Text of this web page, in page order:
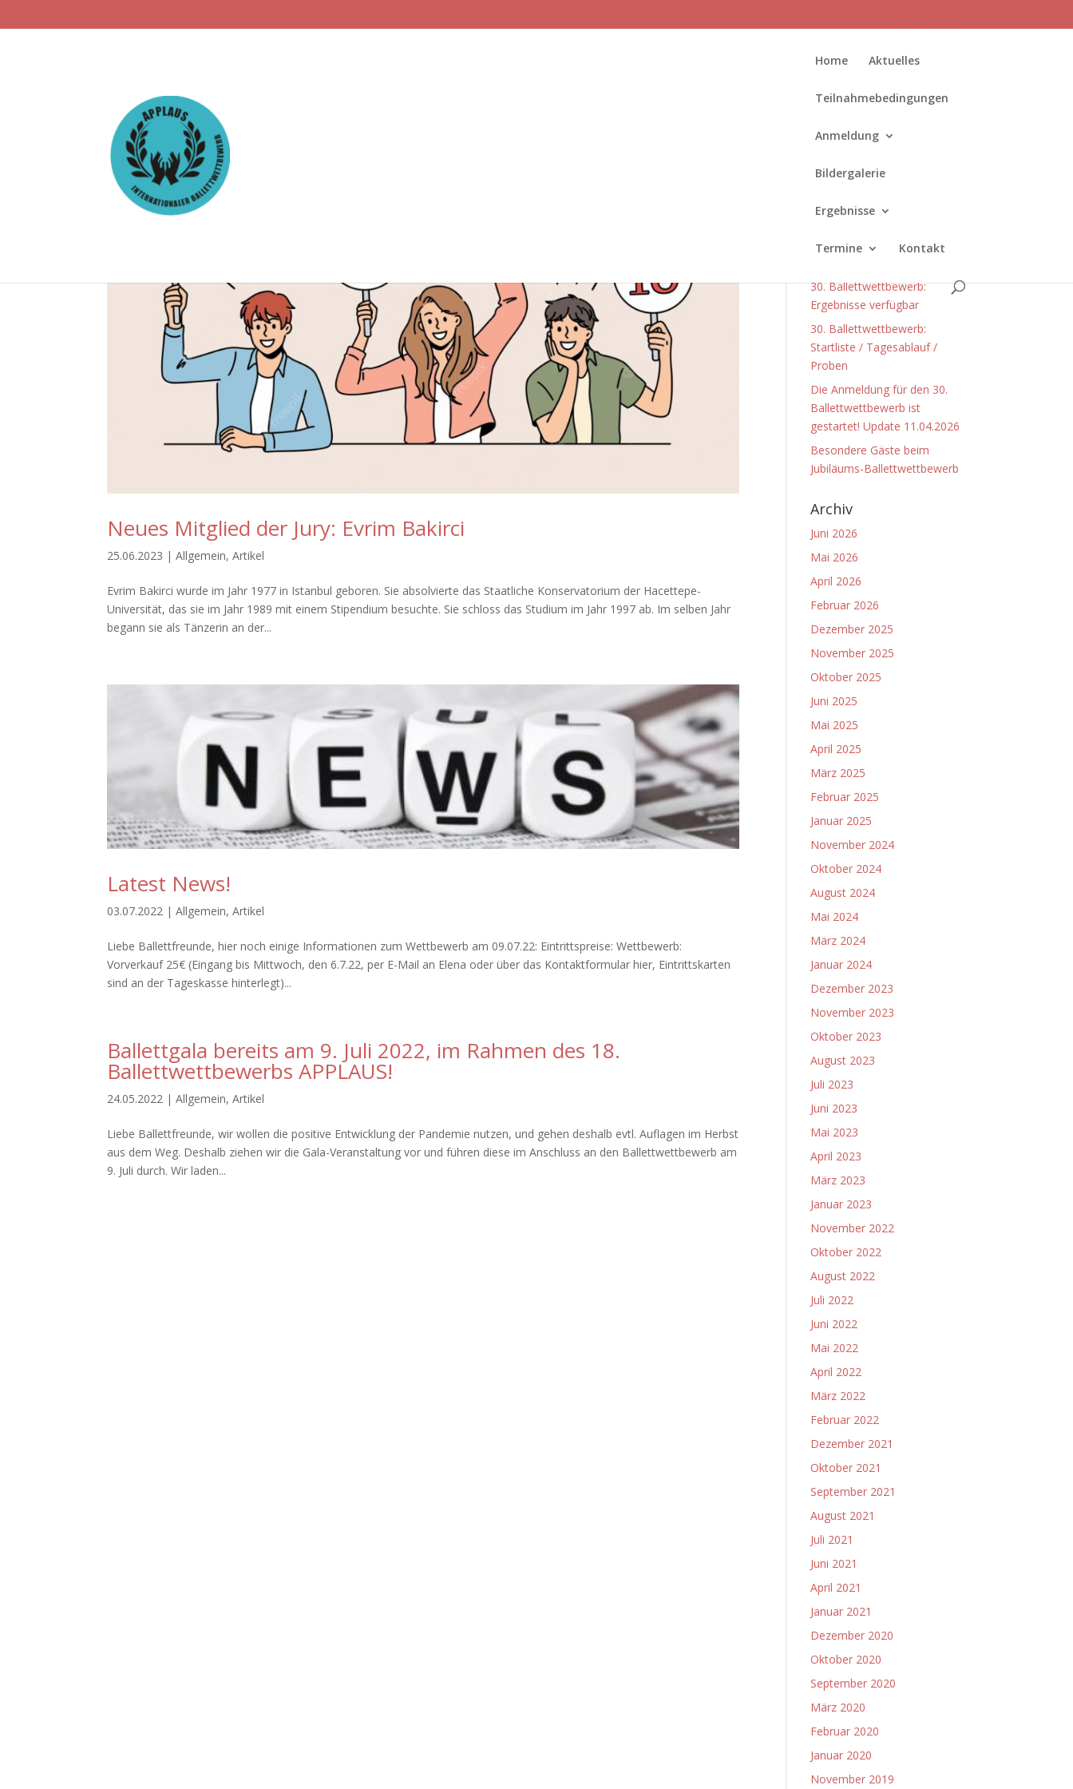
Home Aktuelles
Teilnahmebedingungen
Anmeldung
Bildergalerie
Ergebnisse
Termine Kontakt
Neues Mitglied der Jury: Evrim Bakirci
25.06.2023 |Allgemein,Artikel
Evrim Bakirci wurde im Jahr 1977 in Istanbul geboren. Sie absolvierte das Staatliche Konservatorium der Hacettepe-
Universität, das sie im Jahr 1989 mit einem Stipendium besuchte. Sie schloss das Studium im Jahr 1997 ab. Im selben Jahr
begann sie als Tänzerin an der...
Latest News!
03.07.2022 |Allgemein,Artikel
Liebe Ballettfreunde, hier noch einige Informationen zum Wettbewerb am 09.07.22: Eintrittspreise: Wettbewerb:
Vorverkauf 25€ (Eingang bis Mittwoch, den 6.7.22, per E-Mail an Elena oder über das Kontaktformular hier, Eintrittskarten
sind an der Tageskasse hinterlegt)...
Ballettgala bereits am 9. Juli 2022, im Rahmen des 18.
Ballettwettbewerbs APPLAUS!
24.05.2022 |Allgemein,Artikel
Liebe Ballettfreunde, wir wollen die positive Entwicklung der Pandemie nutzen, und gehen deshalb evtl. Auflagen im Herbst
aus dem Weg. Deshalb ziehen wir die Gala-Veranstaltung vor und führen diese im Anschluss an den Ballettwettbewerb am
9. Juli durch. Wir laden...
Neueste Beiträge
Ballettwettbewerb ist
30. Ballettwettbewerb:
Ergebnisse verfügbar
30. Ballettwettbewerb:
Startliste / Tagesablauf /
Proben
Die Anmeldung für den 30.
Ballettwettbewerb ist
gestartet! Update 11.04.2026
Besondere Gäste beim
Jubiläums-Ballettwettbewerb
Archiv
Juni 2026
Mai 2026
April 2026
Februar 2026
Dezember 2025
November 2025
Oktober 2025
Juni 2025
Mai 2025
April 2025
März 2025
Februar 2025
Januar 2025
November 2024
Oktober 2024
August 2024
Mai 2024
März 2024
Januar 2024
Dezember 2023
November 2023
Oktober 2023
August 2023
Juli 2023
Juni 2023
Mai 2023
April 2023
März 2023
Januar 2023
November 2022
Oktober 2022
August 2022
Juli 2022
Juni 2022
Mai 2022
April 2022
März 2022
Februar 2022
Dezember 2021
Oktober 2021
September 2021
August 2021
Juli 2021
Juni 2021
April 2021
Januar 2021
Dezember 2020
Oktober 2020
September 2020
März 2020
Februar 2020
Januar 2020
November 2019